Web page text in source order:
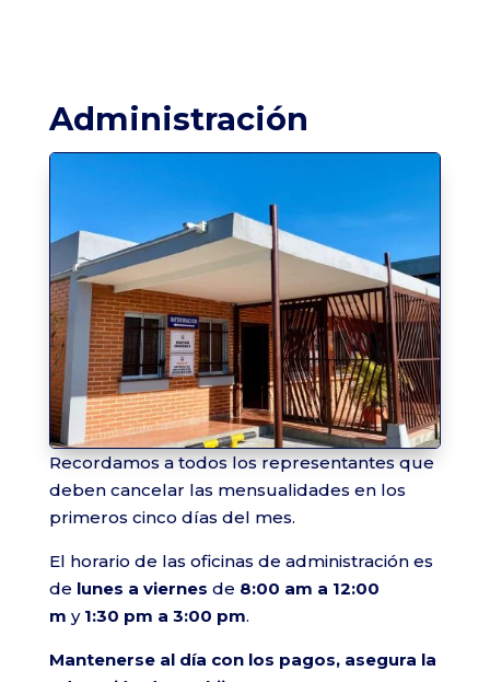
Administración
Recordamos a todos los representantes que
deben cancelar las mensualidades en los
primeros cinco días del mes.
El horario de las oficinas de administración es
de lunes a viernes de 8:00 am a 12:00
m y 1:30 pm a 3:00 pm.
Mantenerse al día con los pagos, asegura la